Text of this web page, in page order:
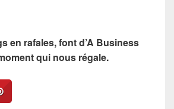
en rafales, font d’A Business
qui nous régale.